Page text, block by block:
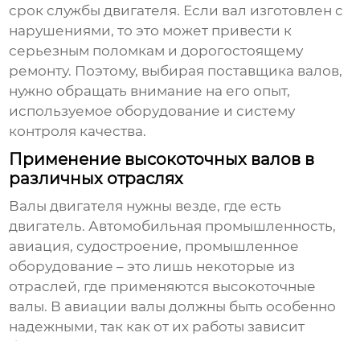
срок службы двигателя. Если вал изготовлен с
нарушениями, то это может привести к
серьезным поломкам и дорогостоящему
ремонту. Поэтому, выбирая поставщика валов,
нужно обращать внимание на его опыт,
используемое оборудование и систему
контроля качества.
Применение высокоточных валов в
различных отраслях
Валы двигателя нужны везде, где есть
двигатель. Автомобильная промышленность,
авиация, судостроение, промышленное
оборудование – это лишь некоторые из
отраслей, где применяются высокоточные
валы. В авиации валы должны быть особенно
надежными, так как от их работы зависит